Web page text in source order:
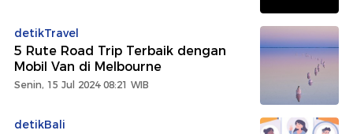
detikTravel
5 Rute Road Trip Terbaik dengan
Mobil Van di Melbourne
Senin, 15 Jul 2024 08:21 WIB
detikBali